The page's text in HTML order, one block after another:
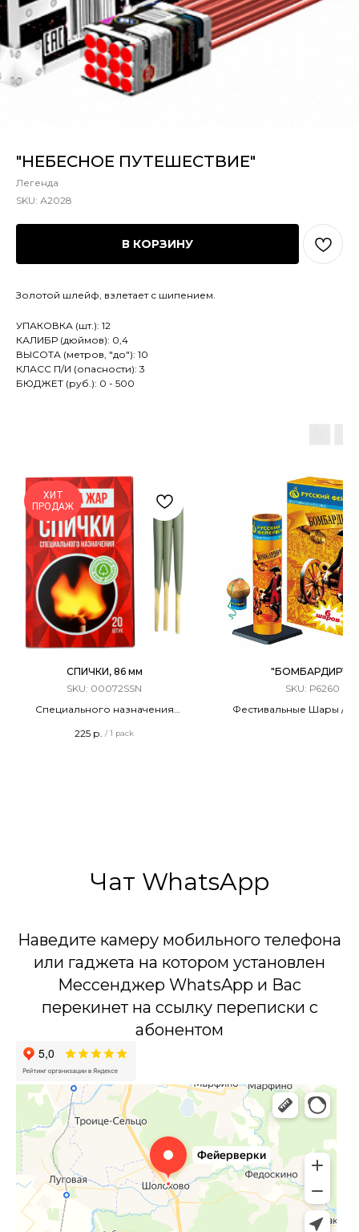
"НЕБЕСНОЕ ПУТЕШЕСТВИЕ"
Легенда
SKU: А2028
В КОРЗИНУ
Золотой шлейф, взлетает с шипением.
УПАКОВКА (шт.): 12
КАЛИБР (дюймов): 0,4
ВЫСОТА (метров, "до"): 10
КЛАСС П/И (опасности): 3
БЮДЖЕТ (руб.): 0 - 500
ХИТ
ПРОДАЖ
СПИЧКИ, 86 мм
SKU: 00072SSN
Специального назначения
Длина - 86 мм
225 р. / 1 pack
"БОМБАРДИРЪ"
SKU: Р6260
Фестивальные Шары /
Чат WhatsApp
Наведите камеру мобильного телефона
или гаджета на котором установлен
Мессенджер WhatsApp и Вас
перекинет на ссылку переписки с
абонентом